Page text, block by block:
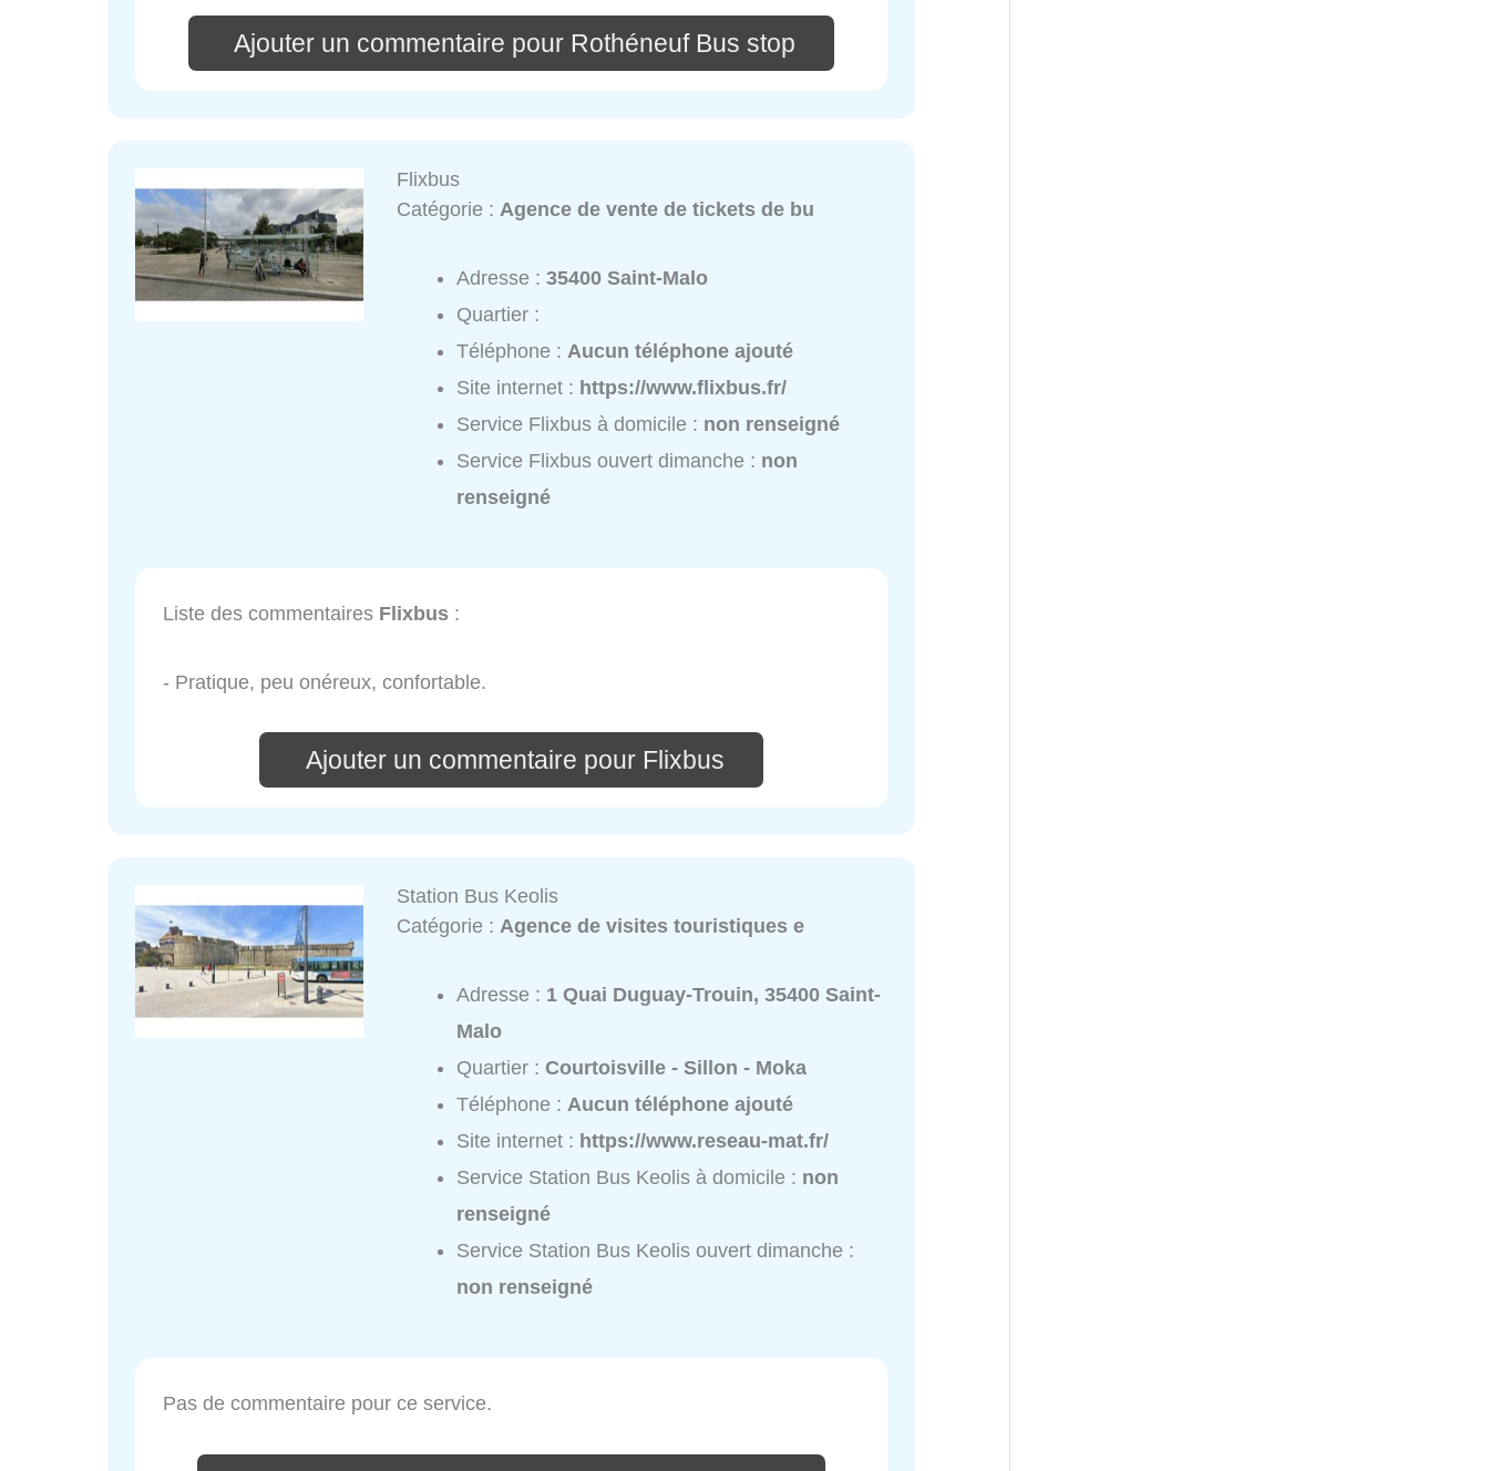
Ajouter un commentaire pour Rothéneuf Bus stop
Flixbus
Catégorie :Agence de vente de tickets de bu
Adresse :35400 Saint-Malo
Quartier :
Téléphone : Aucun téléphone ajouté
Site internet : https://www.flixbus.fr/
Service Flixbus à domicile : non renseigné
Service Flixbus ouvert dimanche : non
renseigné
Liste des commentaires Flixbus :
- Pratique, peu onéreux, confortable.
Ajouter un commentaire pour Flixbus
Station Bus Keolis
Catégorie :Agence de visites touristiques e
Adresse : 1 Quai Duguay-Trouin, 35400 Saint-
Malo
Quartier :Courtoisville - Sillon - Moka
Téléphone :Aucun téléphone ajouté
Site internet : https://www.reseau-mat.fr/
Service Station Bus Keolis à domicile : non
renseigné
Service Station Bus Keolis ouvert dimanche :
non renseigné
Pas de commentaire pour ce service.